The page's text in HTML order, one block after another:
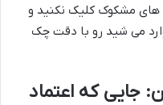
های مشکوک کلیک نکنید و
می شید رو با دقت چک
جایی که اعتماد